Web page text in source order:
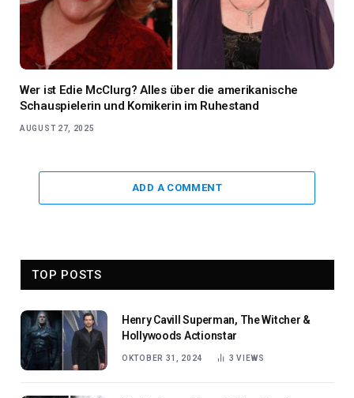
Wer ist Edie McClurg? Alles über die amerikanische
Schauspielerin und Komikerin im Ruhestand
AUGUST 27, 2025
ADD A COMMENT
TOP POSTS
Henry Cavill Superman, The Witcher &
Hollywoods Actionstar
OKTOBER 31, 2024 3VIEWS